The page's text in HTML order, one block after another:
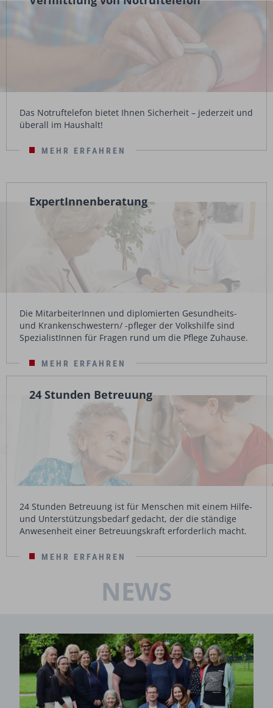
Das Notruftelefon bietet Ihnen Sicherheit – jederzeit und
überall im Haushalt!
MEHR ERFAHREN
ExpertInnenberatung
Die MitarbeiterInnen und diplomierten Gesundheits-
und Krankenschwestern/ -pfleger der Volkshilfe sind
SpezialistInnen für Fragen rund um die Pflege Zuhause.
MEHR ERFAHREN
24 Stunden Betreuung
24 Stunden Betreuung ist für Menschen mit einem Hilfe-
und Unterstützungsbedarf gedacht, der die ständige
Anwesenheit einer Betreuungskraft erforderlich macht.
MEHR ERFAHREN
NEWS